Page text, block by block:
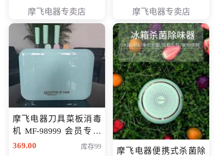
摩飞电器专卖店 摩飞电器专卖店
摩飞电器刀具菜板消毒
机 MF-98999 会员专享
价286元
369.00 库存99
摩飞电器便携式杀菌除